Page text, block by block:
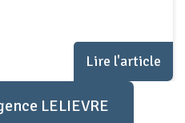
Lire l'article
LELIEVRE